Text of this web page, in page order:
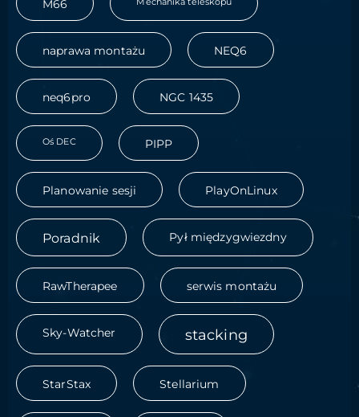
M66
naprawa montażu NEQ6
neq6pro NGC 1435
Oś DEC PIPP
Planowanie sesji PlayOnLinux
Poradnik Pył międzygwiezdny
RawTherapee serwis montażu
Sky-Watcher stacking
StarStax Stellarium